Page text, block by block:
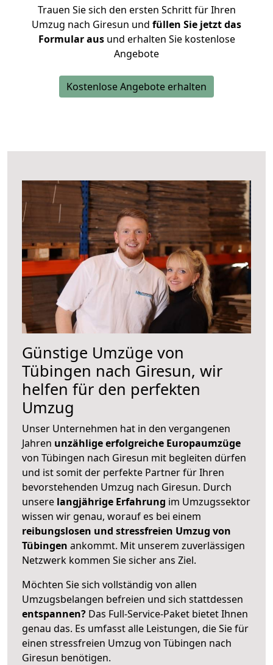
Trauen Sie sich den ersten Schritt für Ihren
Umzug nach Giresun und füllen Sie jetzt das
Formular ausund erhalten Sie kostenlose
Angebote
Kostenlose Angebote erhalten
Günstige Umzüge von
Tübingen nach Giresun, wir
helfen für den perfekten
Umzug
Unser Unternehmen hat in den vergangenen
Jahren unzählige erfolgreiche Europaumzüge
von Tübingen nach Giresun mit begleiten dürfen
und ist somit der perfekte Partner für Ihren
bevorstehenden Umzug nach Giresun. Durch
unsere langjährige Erfahrung im Umzugssektor
wissen wir genau, worauf es bei einem
reibungslosen und stressfreien Umzug von
Tübingen ankommt. Mit unserem zuverlässigen
Netzwerk kommen Sie sicher ans Ziel.
Möchten Sie sich vollständig von allen
Umzugsbelangen befreien und sich stattdessen
entspannen? Das Full-Service-Paket bietet Ihnen
genau das. Es umfasst alle Leistungen, die Sie für
einen stressfreien Umzug von Tübingen nach
Giresun benötigen.